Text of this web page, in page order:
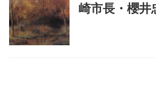
崎市長・櫻井